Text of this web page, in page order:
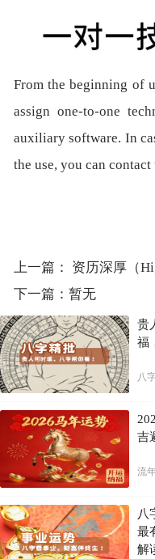
From the beginning of
assign one-to-one
auxiliary software. In
the use, you can
上一篇：
资历深厚（
下一篇：暂无
贵
福
八
吉
流
八
最
解